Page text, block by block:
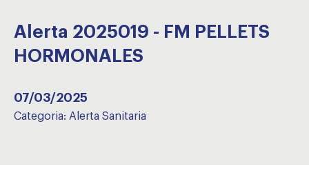
Alerta 2025019 - FM PELLETS
HORMONALES
07/03/2025
Categoria: Alerta Sanitaria